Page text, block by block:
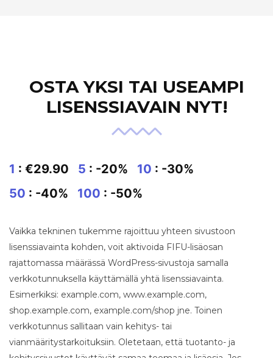
OSTA YKSI TAI USEAMPI
LISENSSIAVAIN NYT!
1 : €29.90 5 : -20% 10 : -30%
50 : -40% 100 : -50%
Vaikka tekninen tukemme rajoittuu yhteen sivustoon
lisenssiavainta kohden, voit aktivoida FIFU-lisäosan
rajattomassa määrässä WordPress-sivustoja samalla
verkkotunnuksella käyttämällä yhtä lisenssiavainta.
Esimerkiksi: example.com, www.example.com,
shop.example.com, example.com/shop jne. Toinen
verkkotunnus sallitaan vain kehitys- tai
vianmääritystarkoituksiin. Oletetaan, että tuotanto- ja